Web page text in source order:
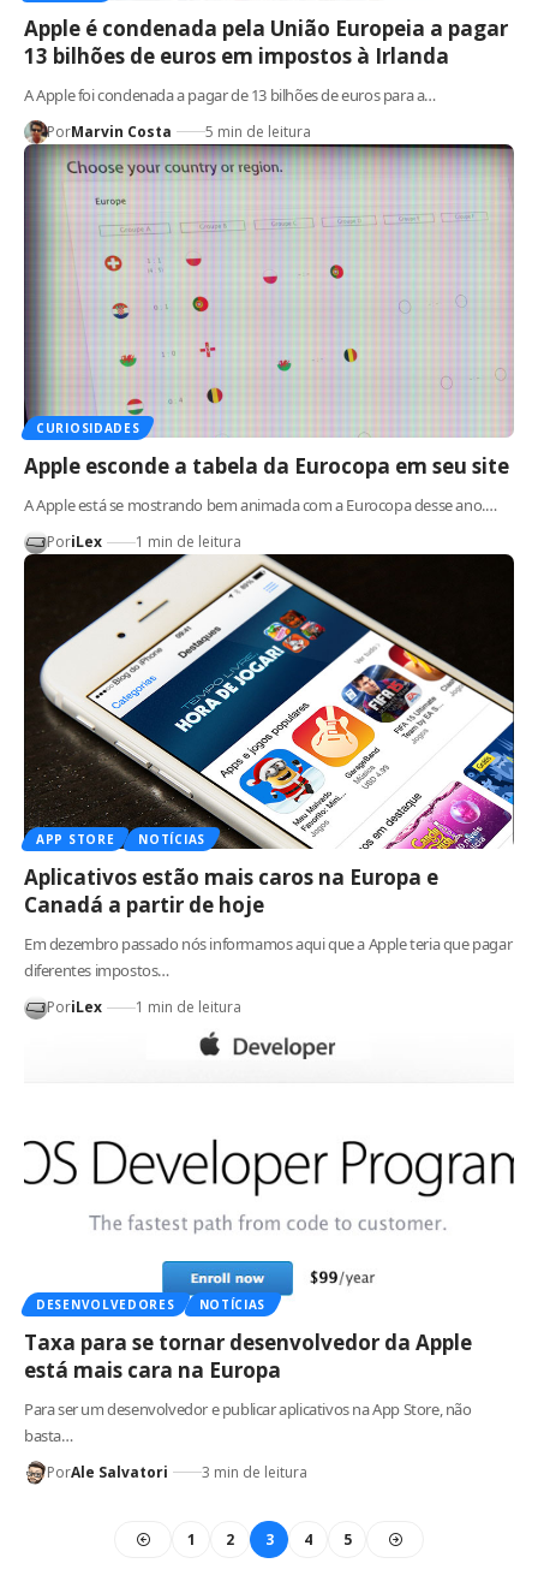
Apple é condenada pela União Europeia a pagar
13 bilhões de euros em impostos à Irlanda
A Apple foi condenada a pagar de 13 bilhões de euros para a…
PorMarvin Costa 5 min de leitura
CURIOSIDADES
Apple esconde a tabela da Eurocopa em seu site
A Apple está se mostrando bem animada com a Eurocopa desse ano.…
PoriLex 1 min de leitura
APP STORE NOTÍCIAS
Aplicativos estão mais caros na Europa e
Canadá a partir de hoje
Em dezembro passado nós informamos aqui que a Apple teria que pagar
diferentes impostos…
PoriLex 1 min de leitura
DESENVOLVEDORES NOTÍCIAS
Taxa para se tornar desenvolvedor da Apple
está mais cara na Europa
Para ser um desenvolvedor e publicar aplicativos na App Store, não
basta…
PorAle Salvatori 3 min de leitura
1 2 3 4 5